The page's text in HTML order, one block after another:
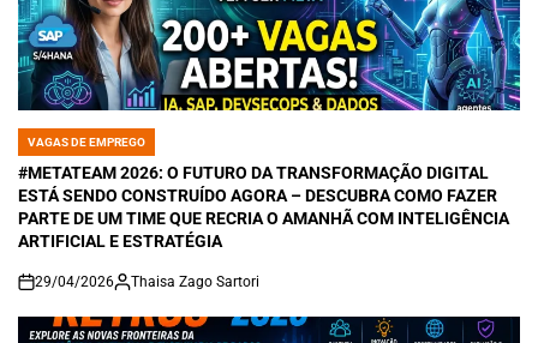
POSTED
IN
VAGAS DE EMPREGO
#METATEAM 2026: O FUTURO DA TRANSFORMAÇÃO DIGITAL
ESTÁ SENDO CONSTRUÍDO AGORA – DESCUBRA COMO FAZER
PARTE DE UM TIME QUE RECRIA O AMANHÃ COM INTELIGÊNCIA
ARTIFICIAL E ESTRATÉGIA
on
29/04/2026 Thaisa Zago Sartori